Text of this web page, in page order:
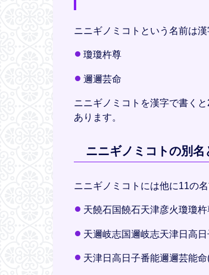
ニニギノミコトという名前は
瓊瓊杵尊
邇邇芸命
ニニギノミコトを漢字で書く
あります。
ニニギノミコトの別名
ニニギノミコトには他に11の名
天饒石国饒石天津彦火瓊瓊
天邇岐志国邇岐志天津日高
天津日高日子番能邇邇芸能